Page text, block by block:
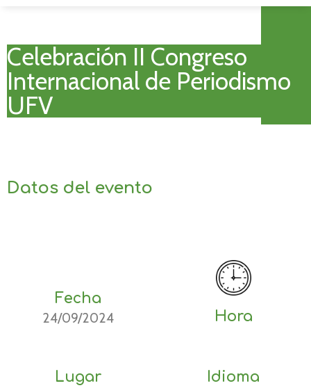
Celebración II Congreso
Internacional de Periodismo
UFV
Datos del evento
Fecha
24/09/2024 Hora
Lugar Idioma